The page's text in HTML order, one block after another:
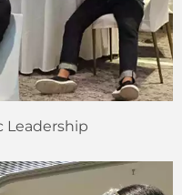
Leadership